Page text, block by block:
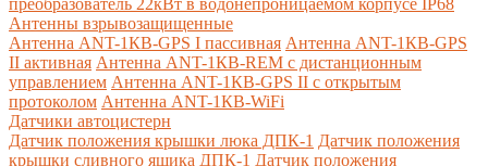
Антенны взрывозащищенные
Антенна ANT-1КВ-GPS I пассивная Антенна ANT-1КВ-GPS
II активная Антенна ANT-1КВ-REM c дистанционным
управлением Антенна ANT-1КВ-GPS II с открытым
протоколом Антенна ANT-1КВ-WiFi
Датчики автоцистерн
Датчик положения крышки люка ДПК-1 Датчик положения
крышки сливного ящика ДПК-1 Датчик положения